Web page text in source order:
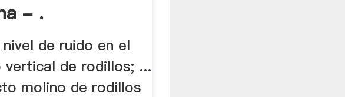
- .
de ruido en el
vertical de rodillos; ...
molino de rodillos